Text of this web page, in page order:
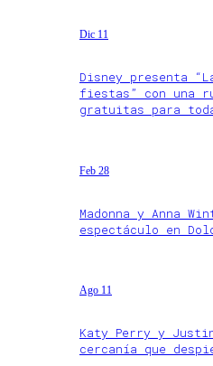
Dic 11
Disney presenta
fiestas” con una
gratuitas para
Feb 28
Madonna y Anna
espectáculo en
Ago 11
Katy Perry y
cercanía que